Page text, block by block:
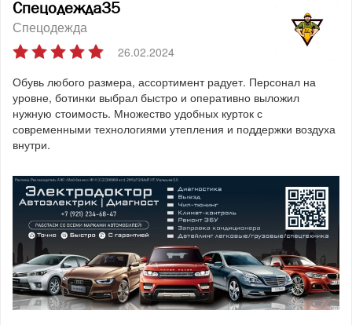
Спецодежда35
Спецодежда
26.02.2024
Обувь любого размера, ассортимент радует. Персонал на
уровне, ботинки выбрал быстро и оперативно выложил
нужную стоимость. Множество удобных курток с
современными технологиями утепления и поддержки воздуха
внутри.